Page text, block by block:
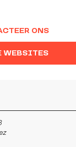
ONS
WEBSITES